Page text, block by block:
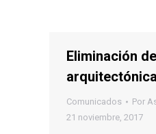
Eliminación
Comunicados Por
21 noviembre, 2017